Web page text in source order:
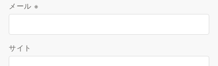
メール ※
サイト